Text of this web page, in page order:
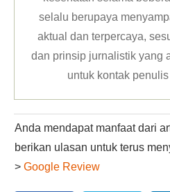
selalu berupaya
aktual dan terpercaya,
dan prinsip jurnalistik yang
untuk kontak
Anda mendapat manfaat dari
berikan ulasan untuk terus
> Google Review